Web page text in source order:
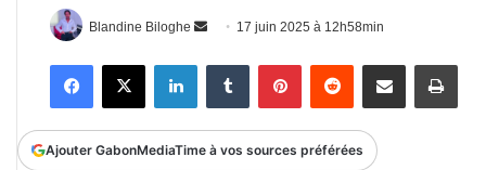
Blandine Biloghe
Envoyer
courriel
17 juin 2025 à 12h58min
FacebookX LinkedinTumblr PinterestReddit Partager par email
Ajouter GabonMediaTime à vos sources préférées